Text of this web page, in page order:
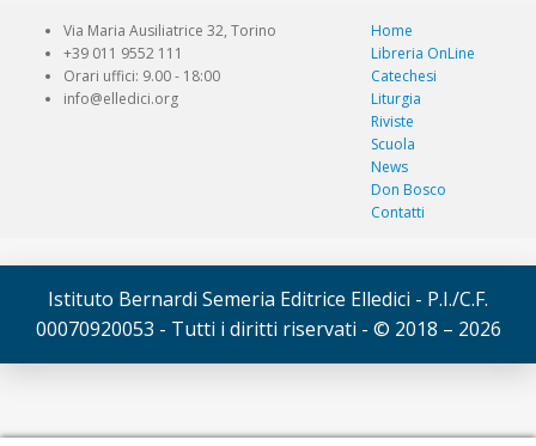
Via Maria Ausiliatrice 32, Torino
+39 011 9552 111
Orari uffici: 9.00 - 18:00
info@elledici.org
Home
Libreria OnLine
Catechesi
Liturgia
Riviste
Scuola
News
Don Bosco
Contatti
Istituto Bernardi Semeria Editrice Elledici - P.I./C.F.
00070920053 - Tutti i diritti riservati - © 2018 – 2026